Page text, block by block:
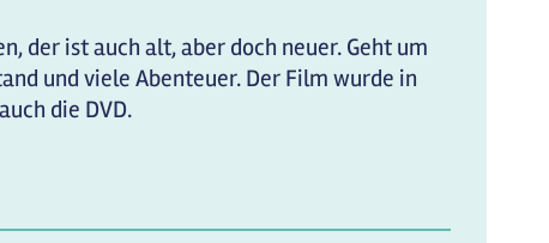
der ist auch alt, aber doch neuer. Geht um
und viele Abenteuer. Der Film wurde in
die DVD.